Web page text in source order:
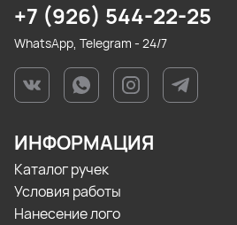
+7 (926) 544-22-25
WhatsApp, Telegram - 24/7
ИНФОРМАЦИЯ
Каталог ручек
Условия работы
Нанесение лого